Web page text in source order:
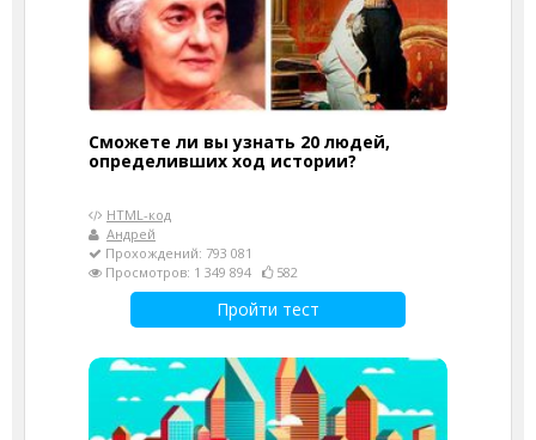
Сможете ли вы узнать 20 людей,
определивших ход истории?
HTML-код
Андрей
Прохождений: 793 081
Просмотров: 1 349 894
582
Пройти тест